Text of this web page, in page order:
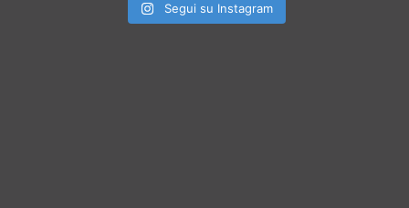
Segui su Instagram